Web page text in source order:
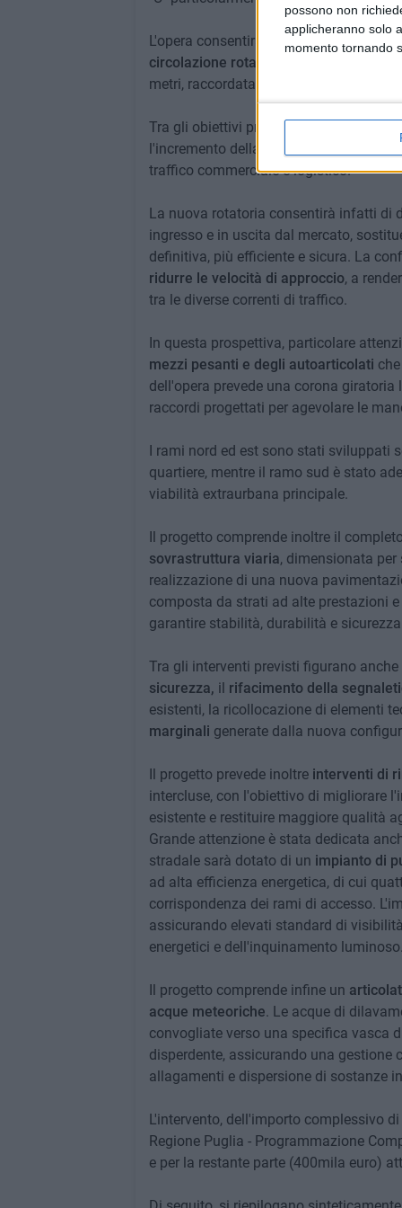
possono non
applicheranno solo
momento tornando
L'opera consentirà di superare tali
circolazione rotatoria
metri, raccordata ai rami nord, est e sud
Tra gli obiettivi principali del progetto
l'incremento della sicurezza della
traffico commerciale e logistico.
La nuova rotatoria consentirà infatti di
ingresso e in uscita dal mercato,
definitiva, più efficiente e sicura. La
ridurre le velocità di approccio, a
tra le diverse correnti di traffico.
In questa prospettiva, particolare
mezzi pesanti e degli autoarticolati
dell'opera prevede una corona
raccordi progettati per agevolare le
I rami nord ed est sono stati sviluppati
quartiere, mentre il ramo sud è stato
viabilità extraurbana principale.
Il progetto comprende inoltre il completo
sovrastruttura viaria, dimensionata
realizzazione di una nuova
composta da strati ad alte prestazioni
garantire stabilità, durabilità e
Tra gli interventi previsti figurano anche
sicurezza, il rifacimento della
esistenti, la ricollocazione di elementi
marginali generate dalla nuova
Il progetto prevede inoltre interventi di
intercluse, con l'obiettivo di migliorare
esistente e restituire maggiore qualità
Grande attenzione è stata dedicata
stradale sarà dotato di un impianto di
ad alta efficienza energetica, di cui
corrispondenza dei rami di accesso.
assicurando elevati standard di
energetici e dell'inquinamento luminoso.
Il progetto comprende infine un
acque meteoriche. Le acque di
convogliate verso una specifica vasca
disperdente, assicurando una
allagamenti e dispersione di sostanze
L'intervento, dell'importo complessivo di
Regione Puglia - Programmazione
e per la restante parte (400mila euro)